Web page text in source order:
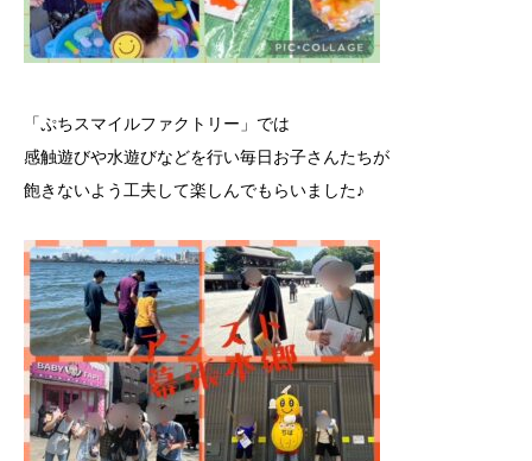
「ぷちスマイルファクトリー」では
感触遊びや水遊びなどを行い毎日お子さんたちが
飽きないよう工夫して楽しんでもらいました♪